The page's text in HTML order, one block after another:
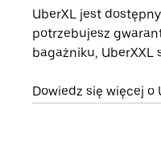
UberXL jest
potrzebujesz
bagażniku, UberXXL
Dowiedz się więcej o